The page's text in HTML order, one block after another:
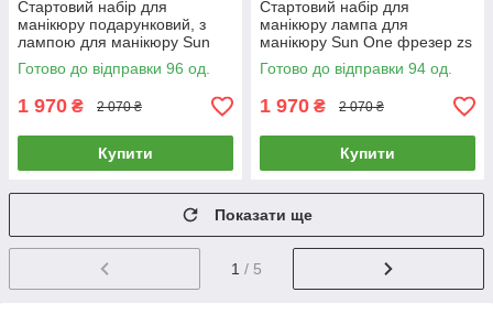
Стартовий набір для
манікюру подарунковий, з
лампою для манікюру Sun
One 48Вт фрезером zs 601
65Вт витяжкою 45 Вт + гель
Готово до відправки 96 од.
1 970 ₴ 2 070 ₴
Купити
Стартовий набір для
манікюру лампа для
манікюру Sun One фрезер zs
601 витяжка 858 2а база топ
гель лак milano
Готово до відправки 94 од.
1 970 ₴ 2 070 ₴
Купити
Показати ще
1 / 5